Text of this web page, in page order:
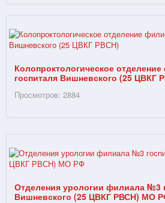
Колопроктологическое
госпиталя Вишневского (25 ЦВКГ
Просмотров: 2884
Отделения урологии филиала №3
Вишневского (25 ЦВКГ РВСН) МО